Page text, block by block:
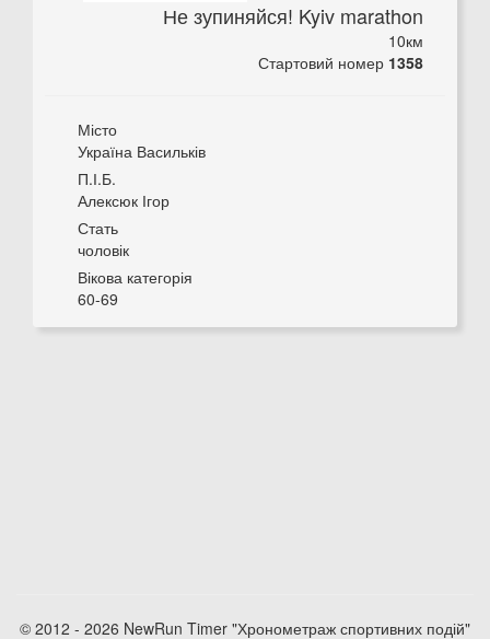
Не зупиняйся! Kyiv marathon
10км
Стартовий номер 1358
Місто
Україна Васильків
П.І.Б.
Алексюк Ігор
Стать
чоловік
Вікова категорія
60-69
© 2012 - 2026 NewRun Timer "Хронометраж спортивних подій"